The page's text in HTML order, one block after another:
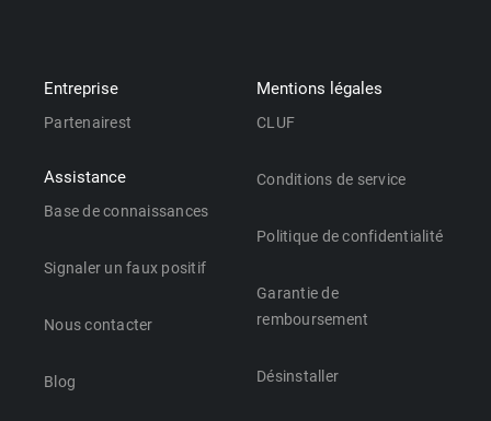
Entreprise
Partenairest
Assistance
Base de connaissances
Signaler un faux positif
Nous contacter
Blog
Mentions légales
CLUF
Conditions de service
Politique de confidentialité
Garantie de
remboursement
Désinstaller